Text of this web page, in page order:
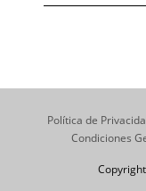
Política de
Condiciones